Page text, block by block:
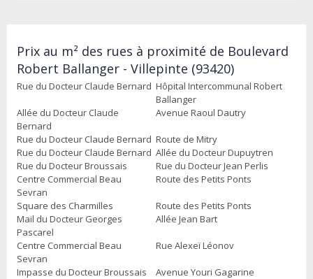
Prix au m² des rues à proximité de Boulevard
Robert Ballanger - Villepinte (93420)
Rue du Docteur Claude Bernard Hôpital Intercommunal Robert
Ballanger
Allée du Docteur Claude
Bernard
Avenue Raoul Dautry
Rue du Docteur Claude Bernard Route de Mitry
Rue du Docteur Claude Bernard Allée du Docteur Dupuytren
Rue du Docteur Broussais
Rue du Docteur Jean Perlis
Centre Commercial Beau
Sevran
Route des Petits Ponts
Square des Charmilles
Route des Petits Ponts
Mail du Docteur Georges
Pascarel
Allée Jean Bart
Centre Commercial Beau
Sevran
Rue Alexeï Léonov
Impasse du Docteur Broussais Avenue Youri Gagarine